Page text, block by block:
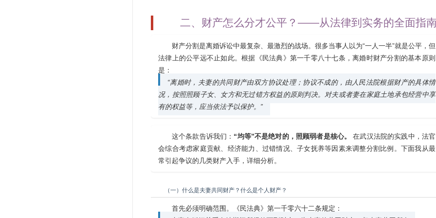
二、财产怎么分才公平？——从法律到实务的全面指
财产分割是离婚诉讼中最复杂、最激烈的战场。很多当事人以为“一人一半”就是公平，但
法律上的公平远不止如此。根据《民法典》第一千零八十七条，离婚时财产分割的基本原则
是：
“离婚时，夫妻的共同财产由双方协议处理；协议不成的，由人民法院根据财产的具体情
况，按照照顾子女、女方和无过错方权益的原则判决。对夫或者妻在家庭土地承包经营中享
有的权益等，应当依法予以保护。”
这个条款告诉我们： “均等”不是绝对的，照顾弱者是核心。
在武汉法院的实践中，法官
会综合考虑家庭贡献、经济能力、过错情况、子女抚养等因素来调整分割比例。下面我从最
常引起争议的几类财产入手，详细分析。
（一）什么是夫妻共同财产？什么是个人财产？
首先必须明确范围。《民法典》第一千零六十二条规定：